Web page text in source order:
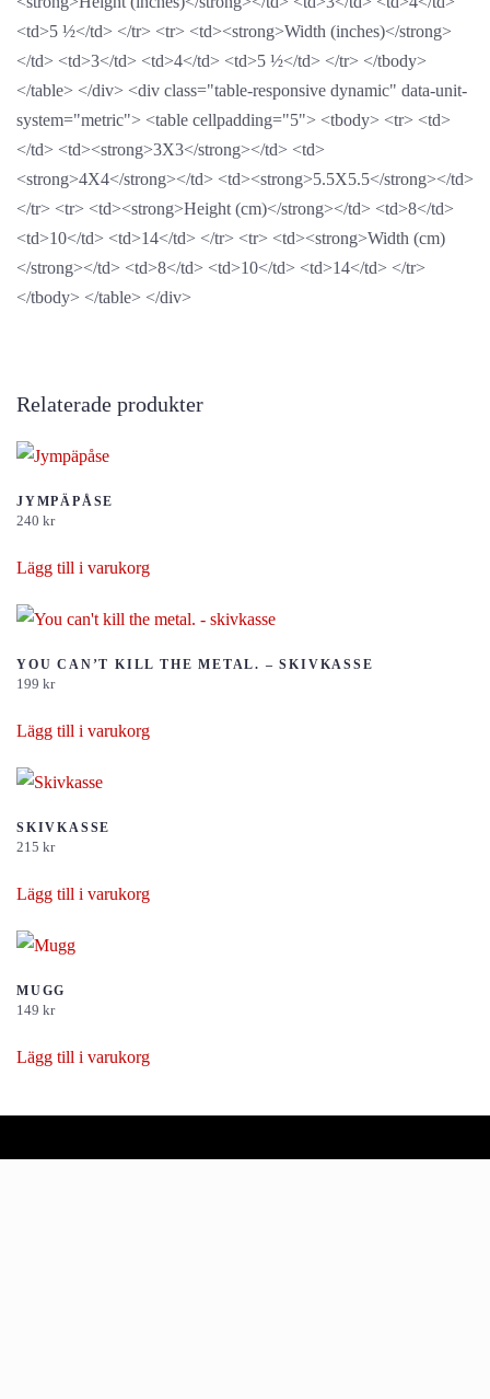
<td>5 ½</td> </tr> <tr> <td><strong>Width (inches)</strong>
</td> <td>3</td> <td>4</td> <td>5 ½</td> </tr> </tbody>
</table> </div> <div class="table-responsive dynamic" data-unit-
system="metric"> <table cellpadding="5"> <tbody> <tr> <td>
</td> <td><strong>3X3</strong></td> <td>
<strong>4X4</strong></td> <td><strong>5.5X5.5</strong></td>
</tr> <tr> <td><strong>Height (cm)</strong></td> <td>8</td>
<td>10</td> <td>14</td> </tr> <tr> <td><strong>Width (cm)
</strong></td> <td>8</td> <td>10</td> <td>14</td> </tr>
</tbody> </table> </div>
Relaterade produkter
JYMPÄPÅSE
240 kr
Lägg till i varukorg
YOU CAN’T KILL THE METAL. – SKIVKASSE
199 kr
Lägg till i varukorg
SKIVKASSE
215 kr
Lägg till i varukorg
MUGG
149 kr
Lägg till i varukorg